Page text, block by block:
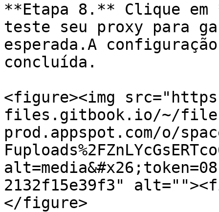
**Etapa 8.** Clique em
teste seu proxy para
esperada.A
concluída.
<figure><img
files.gitbook.io/~/
prod.appspot.com/o/
2132f15e39f3"
</figure>